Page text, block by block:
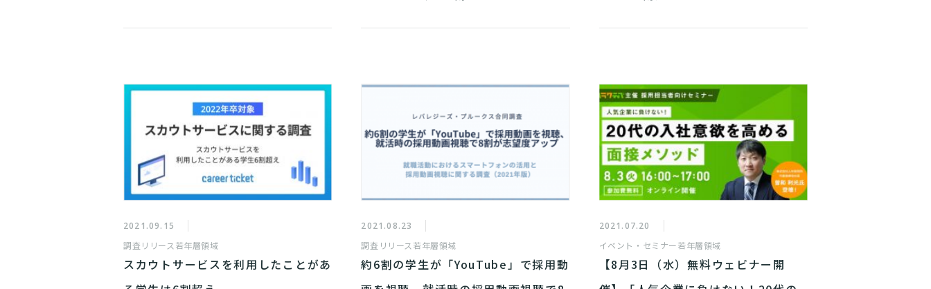
2021.09.15
調査リリース若年層領域
スカウトサービスを利用したことがあ
2021.08.23
調査リリース若年層領域
約6割の学生が「YouTube」で採用動
2021.07.20
イベント・セミナー若年層領域
【8月3日（水）無料ウェビナー開